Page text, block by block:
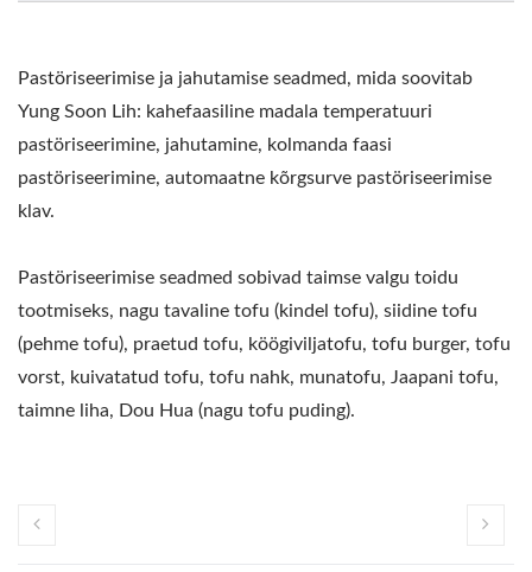
Pastöriseerimise ja jahutamise seadmed, mida soovitab
Yung Soon Lih: kahefaasiline madala temperatuuri
pastöriseerimine, jahutamine, kolmanda faasi
pastöriseerimine, automaatne kõrgsurve pastöriseerimise
klav.
Pastöriseerimise seadmed sobivad taimse valgu toidu
tootmiseks, nagu tavaline tofu (kindel tofu), siidine tofu
(pehme tofu), praetud tofu, köögiviljatofu, tofu burger, tofu
vorst, kuivatatud tofu, tofu nahk, munatofu, Jaapani tofu,
taimne liha, Dou Hua (nagu tofu puding).